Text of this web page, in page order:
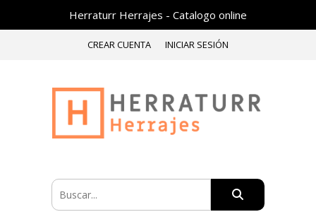
Herraturr Herrajes - Catalogo online
CREAR CUENTA INICIAR SESIÓN